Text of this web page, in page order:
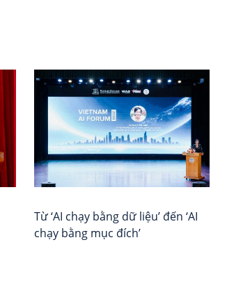
Từ ‘AI chạy bằng dữ liệu’ đến ‘AI
chạy bằng mục đích’